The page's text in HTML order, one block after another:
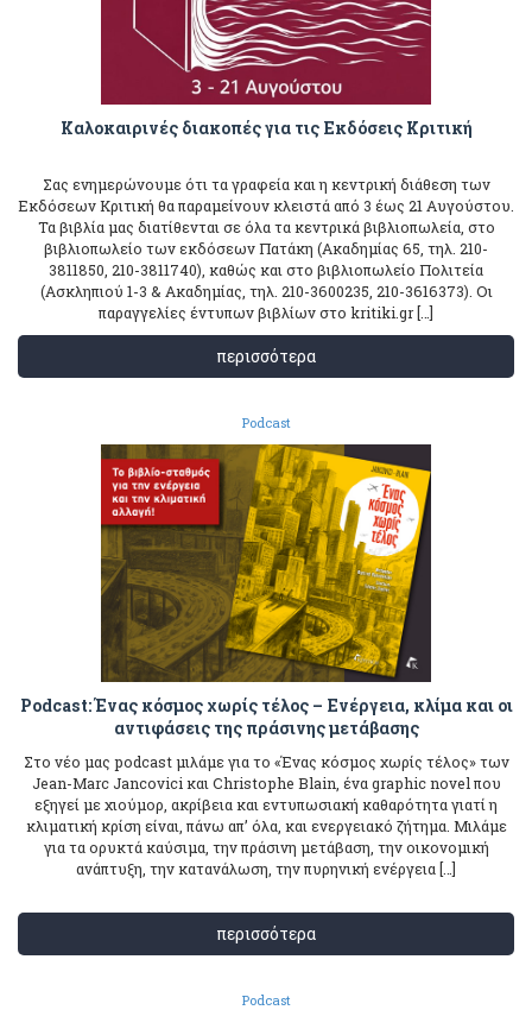
Καλοκαιρινές διακοπές για τις Εκδόσεις Κριτική
Σας ενημερώνουμε ότι τα γραφεία και η κεντρική διάθεση των
Εκδόσεων Κριτική θα παραμείνουν κλειστά από 3 έως 21 Αυγούστου.
Τα βιβλία μας διατίθενται σε όλα τα κεντρικά βιβλιοπωλεία, στο
βιβλιοπωλείο των εκδόσεων Πατάκη (Ακαδημίας 65, τηλ. 210-
3811850, 210-3811740), καθώς και στο βιβλιοπωλείο Πολιτεία
(Ασκληπιού 1-3 & Ακαδημίας, τηλ. 210-3600235, 210-3616373). Οι
παραγγελίες έντυπων βιβλίων στο kritiki.gr […]
περισσότερα
Podcast
Podcast: Ένας κόσμος χωρίς τέλος – Ενέργεια, κλίμα και οι
αντιφάσεις της πράσινης μετάβασης
Στο νέο μας podcast μιλάμε για το «Ένας κόσμος χωρίς τέλος» των
Jean-Marc Jancovici και Christophe Blain, ένα graphic novel που
εξηγεί με χιούμορ, ακρίβεια και εντυπωσιακή καθαρότητα γιατί η
κλιματική κρίση είναι, πάνω απ’ όλα, και ενεργειακό ζήτημα. Μιλάμε
για τα ορυκτά καύσιμα, την πράσινη μετάβαση, την οικονομική
ανάπτυξη, την κατανάλωση, την πυρηνική ενέργεια […]
περισσότερα
Podcast